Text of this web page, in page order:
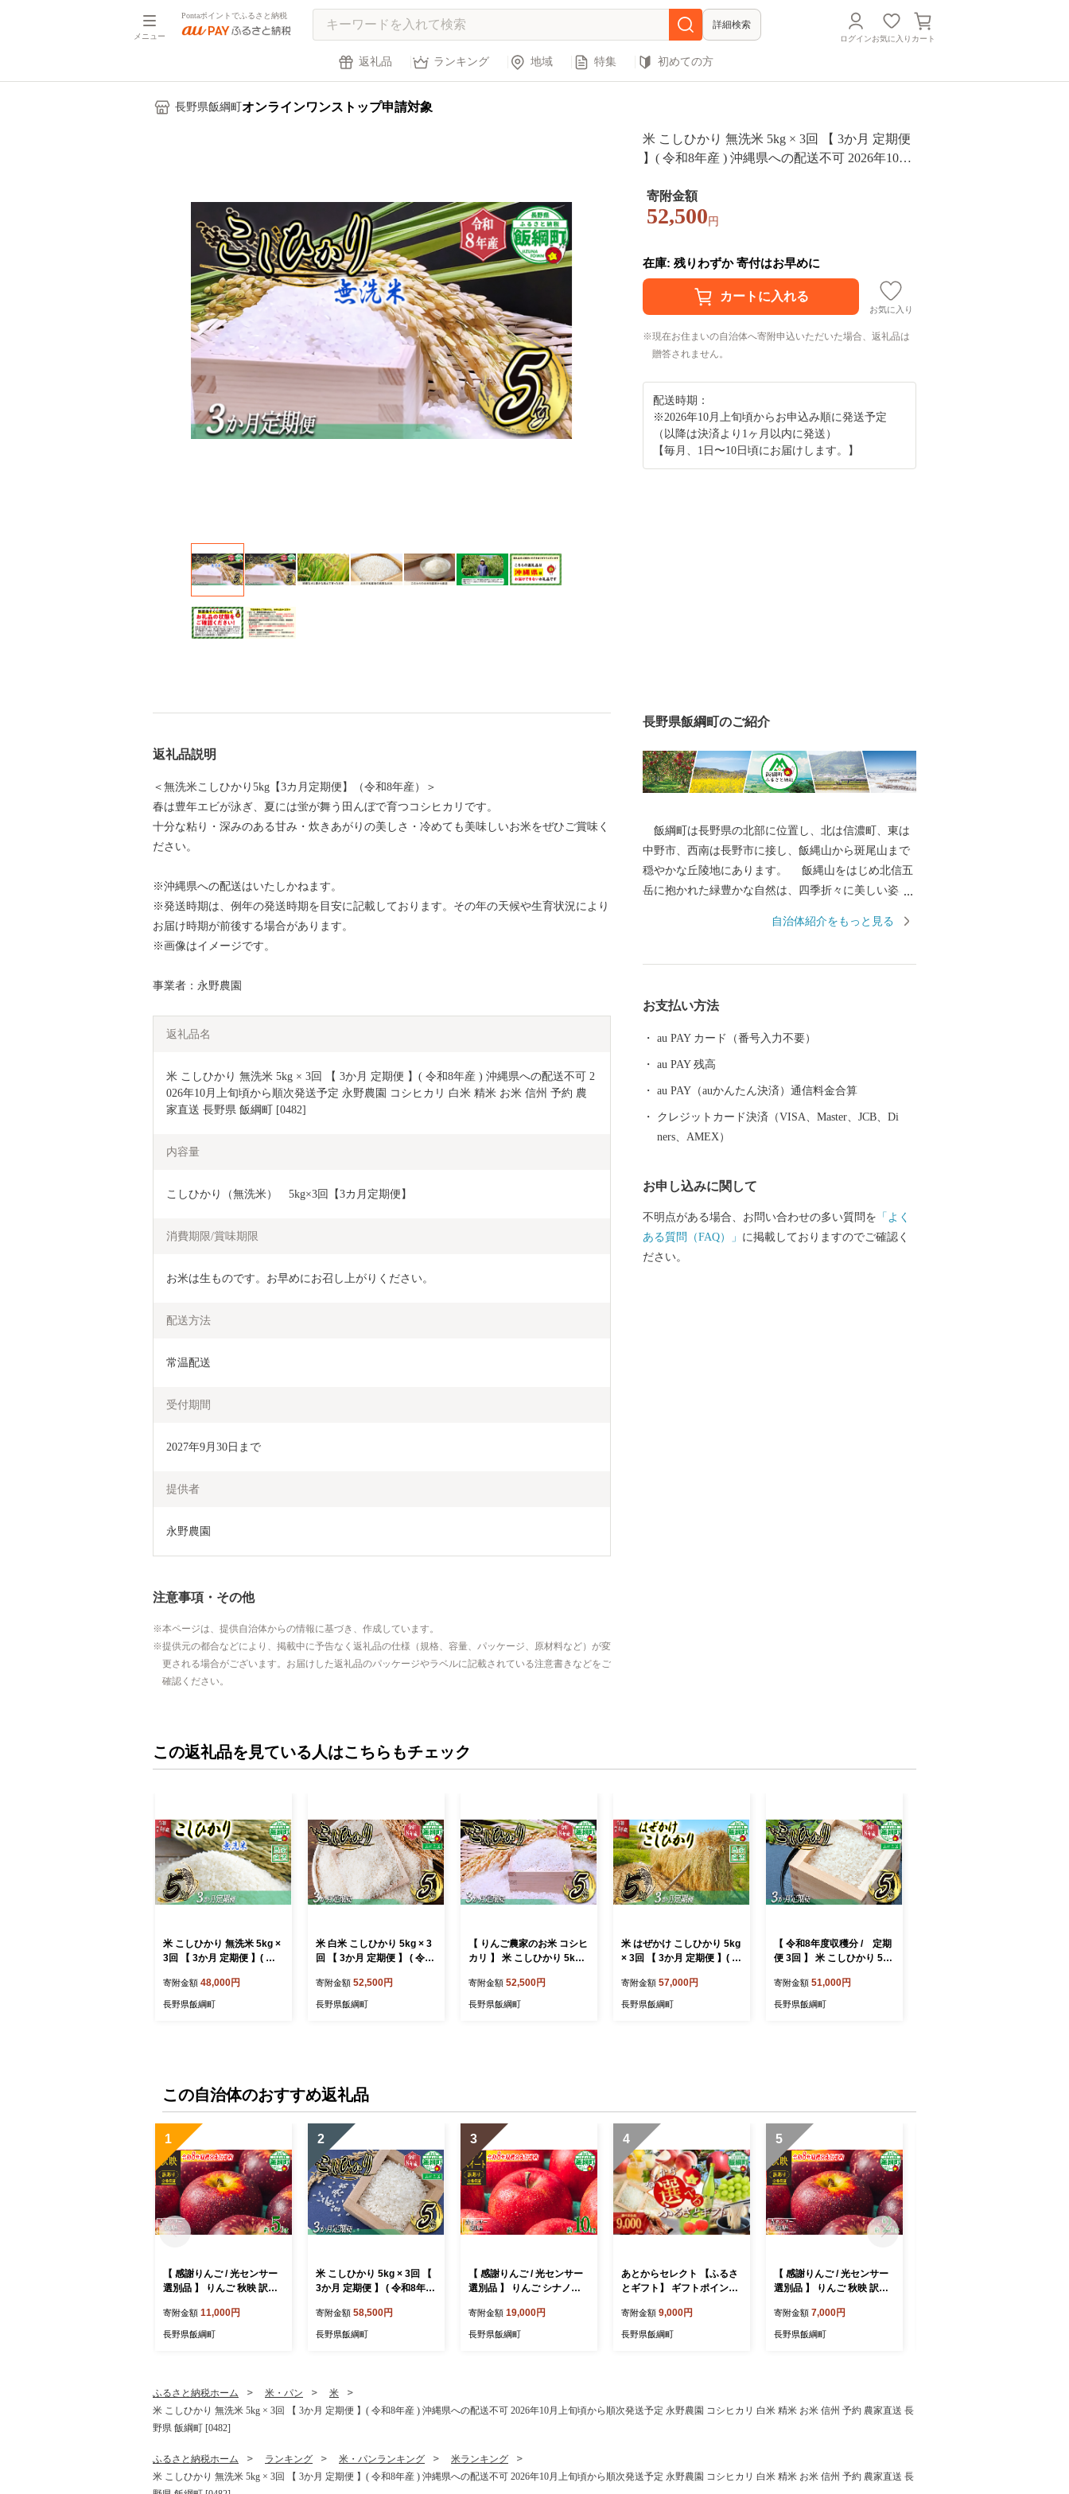
メニュー
Pontaポイントでふるさと納税
詳細検索
ログインお気に入り カート
返礼品 ランキング 地域 特集 初めての方
長野県飯綱町 オンラインワンストップ申請対象
米 こしひかり 無洗米 5kg × 3回 【 3か月 定期便
】( 令和8年産 ) 沖縄県への配送不可 2026年10月
白米 精米 お米 信州 予約 農家直送 長野県 飯綱
町 [0482]
寄附金額
52,500 円
在庫: 残りわずか 寄付はお早めに
お気に入り
現在お住まいの自治体へ寄附申込いただいた場合、返礼品は
贈答されません。
配送時期：
※2026年10月上旬頃からお申込み順に発送予定
（以降は決済より1ヶ月以内に発送）
【毎月、1日〜10日頃にお届けします。】
返礼品説明
＜無洗米こしひかり5kg【3カ月定期便】（令和8年産）＞
春は豊年エビが泳ぎ、夏には蛍が舞う田んぼで育つコシヒカリです。
十分な粘り・深みのある甘み・炊きあがりの美しさ・冷めても美味しいお米をぜひご賞味く
ださい。
※沖縄県への配送はいたしかねます。
※発送時期は、例年の発送時期を目安に記載しております。その年の天候や生育状況により
お届け時期が前後する場合があります。
※画像はイメージです。
事業者：永野農園
返礼品名
米 こしひかり 無洗米 5kg × 3回 【 3か月 定期便 】( 令和8年産 ) 沖縄県への配送不可 2
026年10月上旬頃から順次発送予定 永野農園 コシヒカリ 白米 精米 お米 信州 予約 農
家直送 長野県 飯綱町 [0482]
内容量
こしひかり（無洗米）　5kg×3回【3カ月定期便】
消費期限/賞味期限
お米は生ものです。お早めにお召し上がりください。
配送方法
常温配送
受付期間
2027年9月30日まで
提供者
永野農園
注意事項・その他
本ページは、提供自治体からの情報に基づき、作成しています。
提供元の都合などにより、掲載中に予告なく返礼品の仕様（規格、容量、パッケージ、原材料など）が変
更される場合がございます。お届けした返礼品のパッケージやラベルに記載されている注意書きなどをご
確認ください。
長野県飯綱町のご紹介
飯綱町は長野県の北部に位置し、北は信濃町、東は
中野市、西南は長野市に接し、飯縄山から斑尾山まで
穏やかな丘陵地にあります。 飯縄山をはじめ北信五
岳に抱かれた緑豊かな自然は、四季折々に美しい姿を
たゆまぬ努力によって、農業はもとよりあらゆる産業
ベッドタウンや北信地域の観光拠点として、また、飯
綱町産コシヒカリはもとより、りんごやももなど果樹
れ四季を通じて魅力ある飯綱町に是非お立ち寄りくだ
さい。
自治体紹介をもっと見る
お支払い方法
au PAY カード（番号入力不要）
au PAY 残高
au PAY（auかんたん決済）通信料金合算
クレジットカード決済（VISA、Master、JCB、Di
ners、AMEX）
お申し込みに関して
不明点がある場合、お問い合わせの多い質問を 「よく
ある質問（FAQ）」 に掲載しておりますのでご確認く
ださい。
この返礼品を見ている人はこちらもチェック
米 こしひかり 無洗米 5kg ×
3回 【 3か月 定期便 】( 令
可 2025年10月上旬頃から
順次発送予定 永野農園 コシ
寄附金額 48,000円
長野県飯綱町
米 白米 こしひかり 5kg × 3
回 【 3か月 定期便 】 ( 令和
への配送不可 2026年11月
上旬頃から順次発送予定 コ
寄附金額 52,500円
長野県飯綱町
【 りんご農家のお米 コシヒ
カリ 】 米 こしひかり 5kg ×
和8年産 ) 信州いいづな 相澤
農園株式会社 2026年11月
寄附金額 52,500円
長野県飯綱町
米 はぜかけ こしひかり 5kg
× 3回 【 3か月 定期便 】( 令
沖縄県への配送不可 2025年
11月上旬頃から順次発送予
寄附金額 57,000円
長野県飯綱町
【 令和8年度収穫分 / 定期
便 3回 】 米 こしひかり 5kg
和8年産 ) 米澤商店 2026年1
0月上旬頃から順次発送予定
寄附金額 51,000円
長野県飯綱町
この自治体のおすすめ返礼品
1
【 感謝りんご / 光センサー
選別品 】 りんご 秋映 訳あ
交換保証 ながの農業協同組
合 2026年10月上旬頃から2
フルーツ 信州 長野 予約 長
寄附金額 11,000円
長野県飯綱町
2
米 こしひかり 5kg × 3回 【
3か月 定期便 】 ( 令和8年産
県への配送不可 2026年10
月上旬頃から順次発送予定
寄附金額 58,500円
長野県飯綱町
3
【 感謝りんご / 光センサー
選別品 】 りんご シナノス
〜 50玉 ） 交換保証 ながの
農業協同組合 2026年10月
06]
寄附金額 19,000円
長野県飯綱町
4
あとからセレクト 【ふるさ
とギフト】 ギフトポイント
選べる返礼品 長野県 飯綱町
[2044]
寄附金額 9,000円
長野県飯綱町
5
【 感謝りんご / 光センサー
選別品 】 りんご 秋映 訳あ
換保証 ながの農業協同組合
沖縄県への配送不可 2026年
[1866]
寄附金額 7,000円
長野県飯綱町
ふるさと納税ホーム 米・パン
米
米 こしひかり 無洗米 5kg × 3回 【 3か月 定期便 】( 令和8年産 ) 沖縄県への配送不可 2026年10月上旬頃から順次発送予定 永野農園 コシヒカリ 白米 精米 お米 信州 予約 農家直送 長
野県 飯綱町 [0482]
ふるさと納税ホーム ランキング 米・パンランキング
米ランキング
米 こしひかり 無洗米 5kg × 3回 【 3か月 定期便 】( 令和8年産 ) 沖縄県への配送不可 2026年10月上旬頃から順次発送予定 永野農園 コシヒカリ 白米 精米 お米 信州 予約 農家直送 長